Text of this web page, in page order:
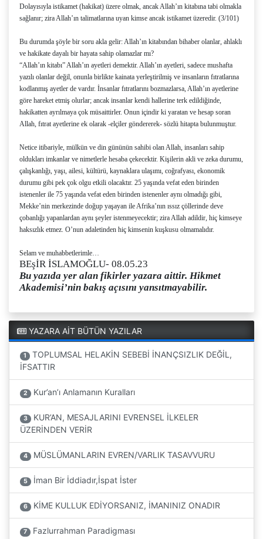
Dolayısıyla istikamet (hakikat) üzere olmak, ancak Allah’ın kitabına tabi olmakla
sağlanır; zira Allah’ın talimatlarına uyan kimse ancak istikamet üzeredir. (3/101)
Bu durumda şöyle bir soru akla gelir: Allah’ın kitabından bihaber olanlar, ahlaklı
ve hakikate dayalı bir hayata sahip olamazlar mı?
“Allah’ın kitabı” Allah’ın ayetleri demektir. Allah’ın ayetleri, sadece mushafta
yazılı olanlar değil, onunla birlikte kainata yerleştirilmiş ve insanların fıtratlarına
kodlanmış ayetler de vardır. İnsanlar fıtratlarını bozmazlarsa, Allah’ın ayetlerine
göre hareket etmiş olurlar; ancak insanlar kendi hallerine terk edildiğinde,
hakikatten ayrılmaya çok müsaittirler. Onun içindir ki yaratan ve hesap soran
Allah, fıtrat ayetlerine ek olarak -elçiler göndererek- sözlü hitapta bulunmuştur.
Netice itibariyle, mülkün ve din gününün sahibi olan Allah, insanları sahip
oldukları imkanlar ve nimetlerle hesaba çekecektir. Kişilerin akli ve zeka durumu,
çalışkanlığı, yaşı, ailesi, kültürü, kaynaklara ulaşımı, coğrafyası, ekonomik
durumu gibi pek çok olgu etkili olacaktır. 25 yaşında vefat eden birinden
istenenler ile 75 yaşında vefat eden birinden istenenler aynı olmadığı gibi,
Mekke’nin merkezinde doğup yaşayan ile Afrika’nın ıssız çöllerinde deve
çobanlığı yapanlardan aynı şeyler istenmeyecektir; zira Allah adildir, hiç kimseye
haksızlık etmez. O’nun adaletinden hiç kimsenin kuşkusu olmamalıdır.
Selam ve muhabbetlerimle…
BEşİR İSLAMOĞLU- 08.05.23
Bu yazıda yer alan fikirler yazara aittir. Hikmet
Akademisi’nin bakış açısını yansıtmayabilir.
YAZARA AİT BÜTÜN YAZILAR
1
TOPLUMSAL HELAKİN SEBEBİ İNANÇSIZLIK DEĞİL,
İFSATTIR
2 Kur’an’ı Anlamanın Kuralları
3
KUR’AN, MESAJLARINI EVRENSEL İLKELER
ÜZERİNDEN VERİR
4 MÜSLÜMANLARIN EVREN/VARLIK TASAVVURU
5 İman Bir İddiadır,İspat İster
6 KİME KULLUK EDİYORSANIZ, İMANINIZ ONADIR
7 Fazlurrahman Paradigması